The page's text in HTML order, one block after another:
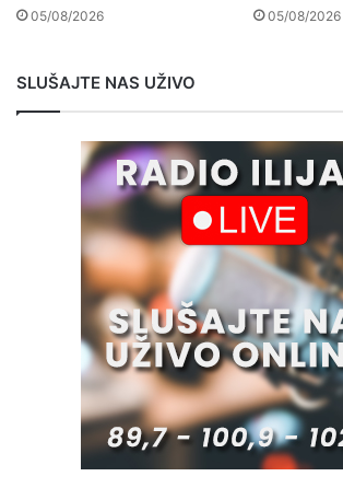
05/08/2026 05/08/2026
SLUŠAJTE NAS UŽIVO